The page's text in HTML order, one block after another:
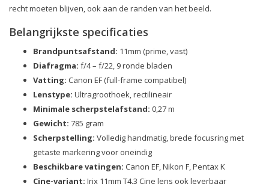
recht moeten blijven, ook aan de randen van het beeld.
Belangrijkste specificaties
Brandpuntsafstand: 11mm (prime, vast)
Diafragma: f/4 – f/22, 9 ronde bladen
Vatting: Canon EF (full-frame compatibel)
Lenstype: Ultragroothoek, rectilineair
Minimale scherpstelafstand: 0,27 m
Gewicht: 785 gram
Scherpstelling: Volledig handmatig, brede focusring met
getaste markering voor oneindig
Beschikbare vatingen: Canon EF, Nikon F, Pentax K
Cine-variant: Irix 11mm T4.3 Cine lens ook leverbaar